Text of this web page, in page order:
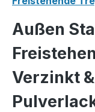
Außen
Verzinkt